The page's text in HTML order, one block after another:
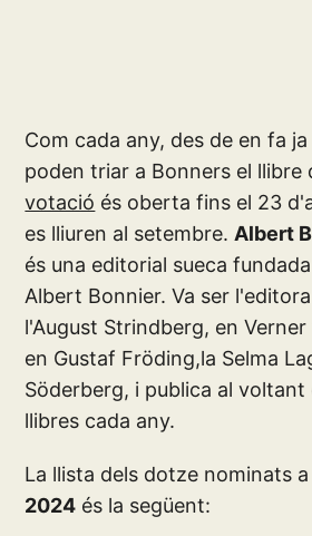
Com cada any, des de en fa
poden triar a Bonners el llibre
votació és oberta fins el 23
es lliuren al setembre. Albert
és una editorial sueca
Albert Bonnier. Va ser
l'August Strindberg, en
en Gustaf Fröding,la Selma
Söderberg, i publica al
llibres cada any.
La llista dels dotze nominats a
2024 és la següent: